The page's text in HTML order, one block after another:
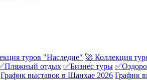
туров "Наследие" 🚀 Коллекция
отдых ✅Бизнес туры
График выставок в Шанхае 2026 График